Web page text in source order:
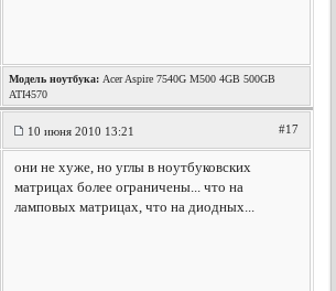
Модель ноутбука: Acer Aspire 7540G M500 4GB 500GB
ATI4570
10 июня 2010 13:21 #17
они не хуже, но углы в ноутбуковских
матрицах более ограничены... что на
ламповых матрицах, что на диодных...